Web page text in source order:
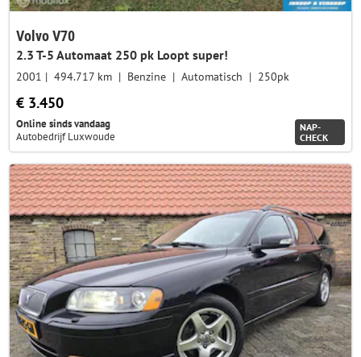
Volvo V70
2.3 T-5 Automaat 250 pk Loopt super!
2001 494.717 km Benzine Automatisch 250pk
€ 3.450
Online sinds vandaag
Autobedrijf Luxwoude
NAP-
CHECK